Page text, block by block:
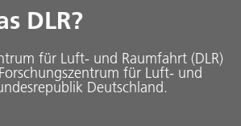
DLR?
für Luft- und Raumfahrt (DLR)
für Luft- und
Deutschland.